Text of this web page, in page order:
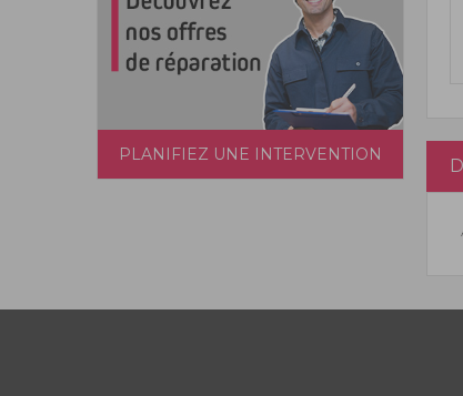
PLANIFIEZ UNE INTERVENTION